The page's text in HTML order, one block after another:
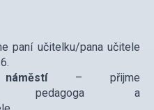
paní učitelku/pana učitele
– přijme
pedagoga a